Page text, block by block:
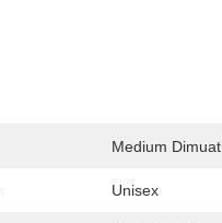
Medium Dimuat
Unisex